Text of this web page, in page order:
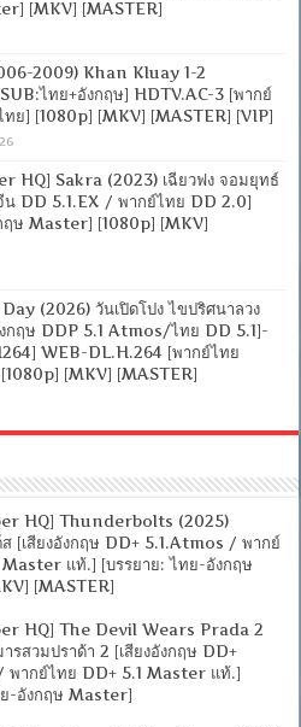
[MKV] [MASTER]
2009) Khan Kluay 1-2
ไทย+อังกฤษ] HDTV.AC-3 [พากย์
ทย] [1080p] [MKV] [MASTER] [VIP]
HQ] Sakra (2023) เฉียวฟง จอมยุทธ์
น DD 5.1.EX / พากย์ไทย DD 2.0]
ฤษ Master] [1080p] [MKV]
(2026) วันเปิดโปง ไขปริศนาลวง
กฤษ DDP 5.1 Atmos/ไทย DD 5.1]-
WEB-DL.H.264 [พากย์ไทย
[MKV] [MASTER]
HQ] Thunderbolts (2025)
ส [เสียงอังกฤษ DD+ 5.1.Atmos / พากย์
แท้.] [บรรยาย: ไทย-อังกฤษ
[MASTER]
HQ] The Devil Wears Prada 2
รสวมปราด้า 2 [เสียงอังกฤษ DD+
พากย์ไทย DD+ 5.1 Master แท้.]
-อังกฤษ Master]